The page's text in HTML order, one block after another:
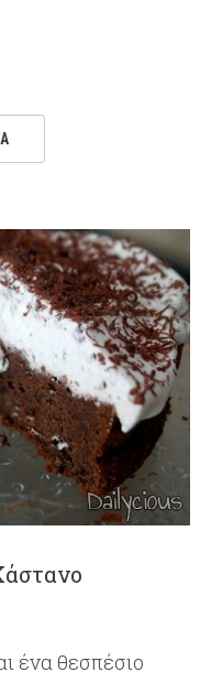
ένα θεσπέσιο